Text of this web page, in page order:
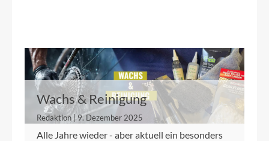
Wachs & Reinigung
Redaktion | 9. Dezember 2025
Alle Jahre wieder - aber aktuell ein besonders